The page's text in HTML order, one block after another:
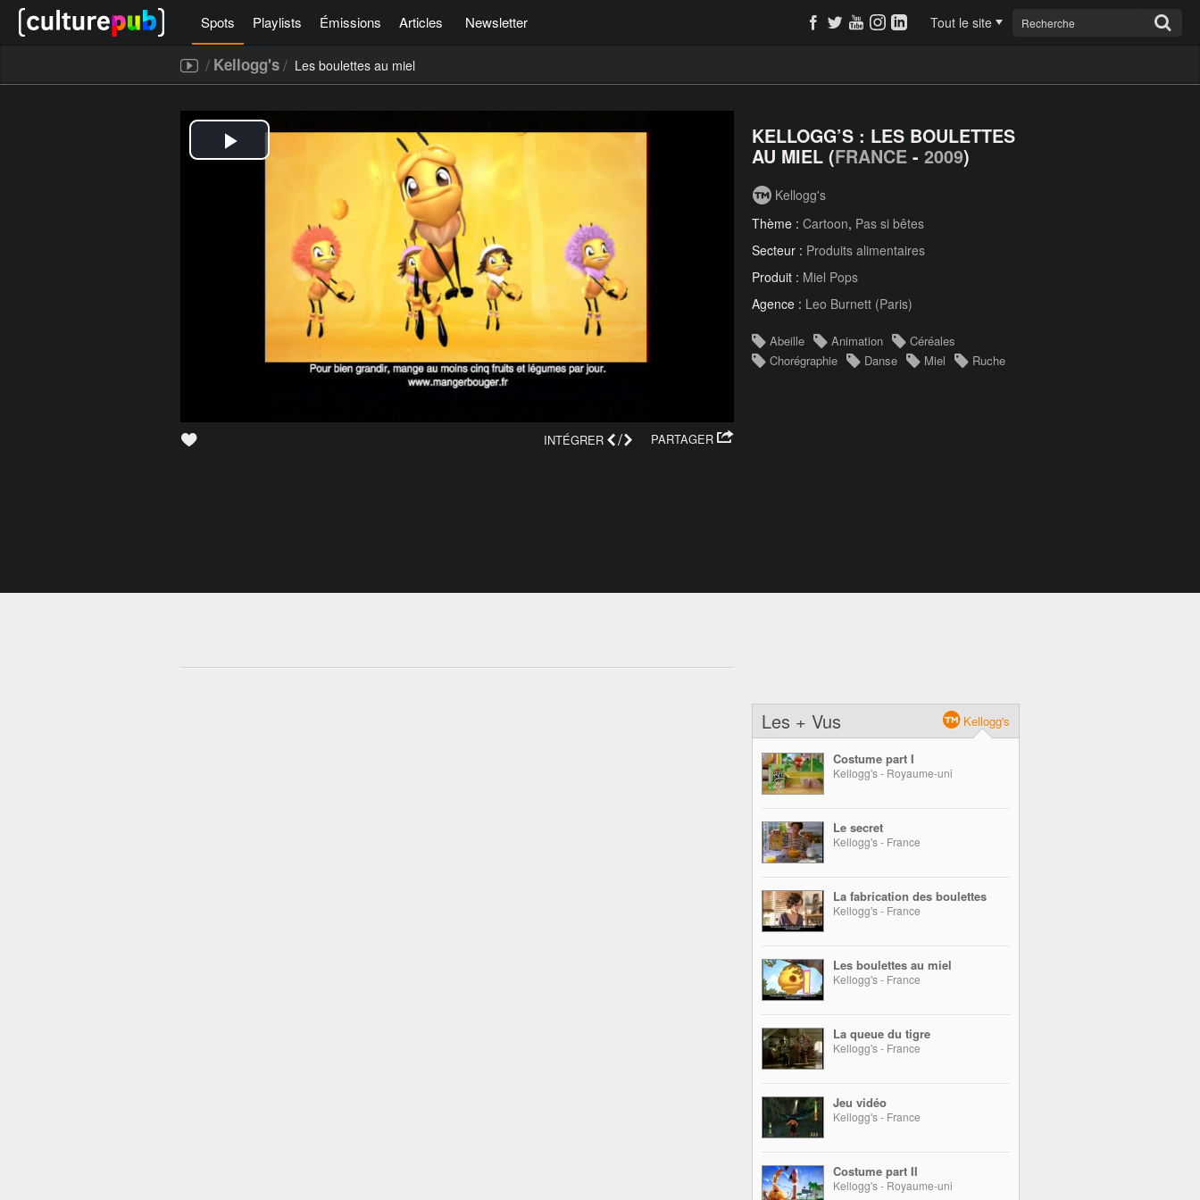
Spots Playlists Émissions Articles Newsletter Tout le site
/ Kellogg's/ Les boulettes au miel
PARTAGER
INTÉGRER /
KELLOGG’S : LES BOULETTES
AU MIEL (FRANCE - 2009)
Kellogg's
Thème : Cartoon, Pas si bêtes
Secteur : Produits alimentaires
Produit : Miel Pops
Agence : Leo Burnett (Paris)
Abeille Animation
Céréales
Chorégraphie
Danse Miel Ruche
Les + Vus Kellogg's
Costume part I
Kellogg's - Royaume-uni
Le secret
Kellogg's - France
La fabrication des boulettes
Kellogg's - France
Les boulettes au miel
Kellogg's - France
La queue du tigre
Kellogg's - France
Jeu vidéo
Kellogg's - France
Costume part II
Kellogg's - Royaume-uni